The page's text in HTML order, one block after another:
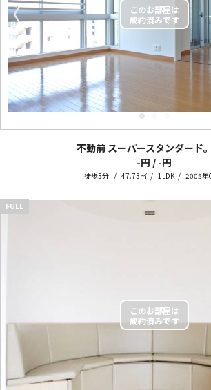
〈
不動前 スーパースタンダード。
-円 / -円
徒歩3分 47.73㎡ 1LDK 2005年
FULL